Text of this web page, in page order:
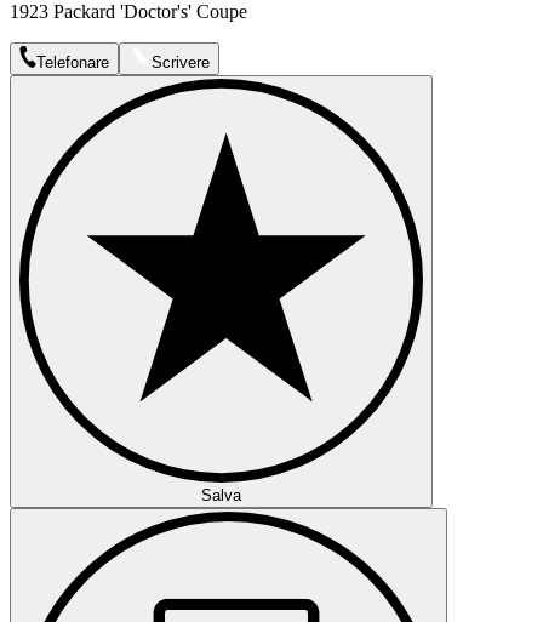
1923 Packard 'Doctor's' Coupe
Telefonare Scrivere
Salva